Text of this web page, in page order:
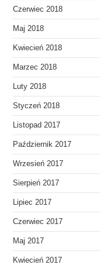
Czerwiec 2018
Maj 2018
Kwiecień 2018
Marzec 2018
Luty 2018
Styczeń 2018
Listopad 2017
Październik 2017
Wrzesień 2017
Sierpień 2017
Lipiec 2017
Czerwiec 2017
Maj 2017
Kwiecień 2017